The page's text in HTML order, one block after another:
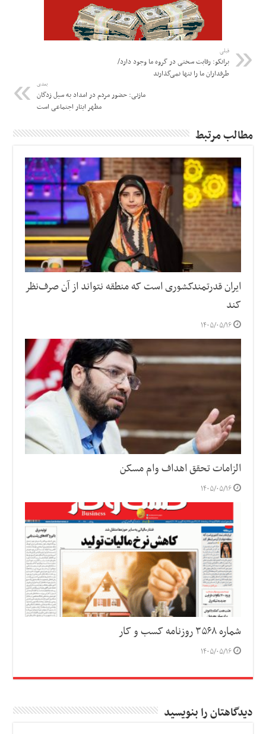
قبلی
برانکو: رقابت سختی در گروه ما وجود دارد/
طرفداران ما را تنها نمی‌گذارند
بعدی
مازنی: حضور مردم در امداد به سیل زدگان
مظهر ایثار اجتماعی است
مطالب مرتبط
ایران قدرتمندکشوری است که منطقه نتواند از آن صرف‌نظر
کند
۱۴۰۵/۰۵/۱۶
الزامات تحقق اهداف وام مسکن
۱۴۰۵/۰۵/۱۶
شماره ۳۵۶۸ روزنامه کسب و کار
۱۴۰۵/۰۵/۱۶
دیدگاهتان را بنویسید